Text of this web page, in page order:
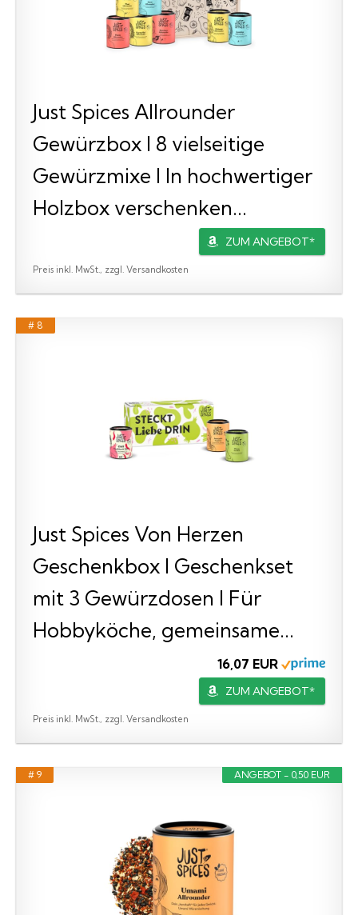
Just Spices Allrounder
Gewürzbox I 8 vielseitige
Gewürzmixe I In hochwertiger
Holzbox verschenken...
ZUM ANGEBOT*
Preis inkl. MwSt., zzgl. Versandkosten
# 8
Just Spices Von Herzen
Geschenkbox I Geschenkset
mit 3 Gewürzdosen I Für
Hobbyköche, gemeinsame...
16,07 EUR
ZUM ANGEBOT*
Preis inkl. MwSt., zzgl. Versandkosten
ANGEBOT - 0,50 EUR
# 9